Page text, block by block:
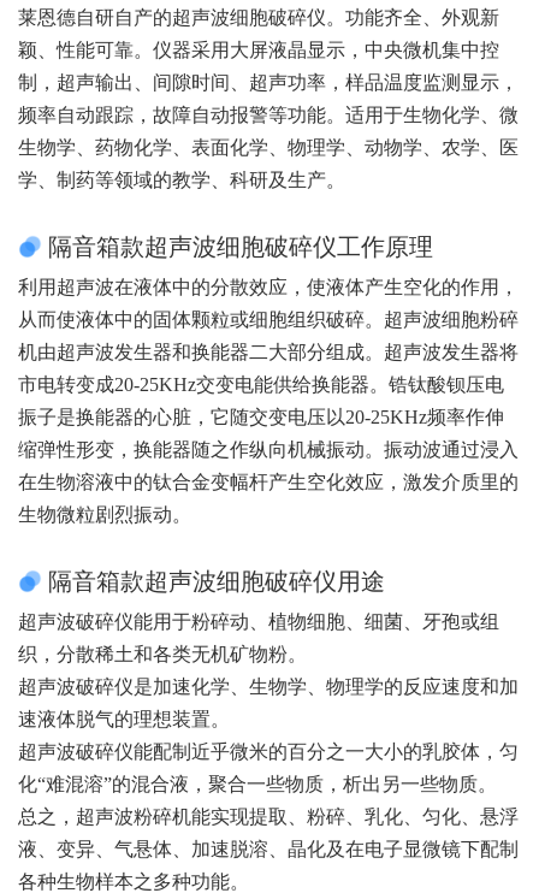
莱恩德自研自产的超声波细胞破碎仪。功能齐全、外观新
颖、性能可靠。仪器采用大屏液晶显示，中央微机集中控
制，超声输出、间隙时间、超声功率，样品温度监测显示，
频率自动跟踪，故障自动报警等功能。适用于生物化学、微
生物学、药物化学、表面化学、物理学、动物学、农学、医
学、制药等领域的教学、科研及生产。
隔音箱款超声波细胞破碎仪工作原理
利用超声波在液体中的分散效应，使液体产生空化的作用，
从而使液体中的固体颗粒或细胞组织破碎。超声波细胞粉碎
机由超声波发生器和换能器二大部分组成。超声波发生器将
市电转变成20-25KHz交变电能供给换能器。锆钛酸钡压电
振子是换能器的心脏，它随交变电压以20-25KHz频率作伸
缩弹性形变，换能器随之作纵向机械振动。振动波通过浸入
在生物溶液中的钛合金变幅杆产生空化效应，激发介质里的
生物微粒剧烈振动。
隔音箱款超声波细胞破碎仪用途
超声波破碎仪能用于粉碎动、植物细胞、细菌、牙孢或组
织，分散稀土和各类无机矿物粉。
超声波破碎仪是加速化学、生物学、物理学的反应速度和加
速液体脱气的理想装置。
超声波破碎仪能配制近乎微米的百分之一大小的乳胶体，匀
化“难混溶”的混合液，聚合一些物质，析出另一些物质。
总之，超声波粉碎机能实现提取、粉碎、乳化、匀化、悬浮
液、变异、气悬体、加速脱溶、晶化及在电子显微镜下配制
各种生物样本之多种功能。